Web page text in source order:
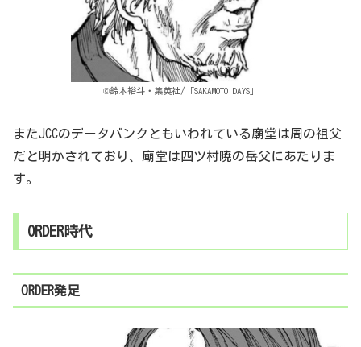
©鈴木裕斗・集英社/「SAKAMOTO DAYS」
またJCCのデータバンクともいわれている廟堂は周の祖父
だと明かされており、廟堂は四ツ村暁の岳父にあたりま
す。
ORDER時代
ORDER発足